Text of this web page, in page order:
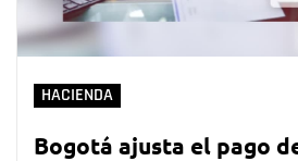
HACIENDA
Bogotá ajusta el pago